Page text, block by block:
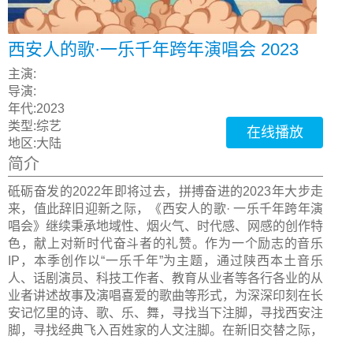
西安人的歌·一乐千年跨年演唱会 2023
主演:
导演:
年代:2023
类型:综艺
地区:大陆
在线播放
简介
砥砺奋发的2022年即将过去，拼搏奋进的2023年大步走
来，值此辞旧迎新之际，《西安人的歌· 一乐千年跨年演
唱会》继续秉承地域性、烟火气、时代感、网感的创作特
色，献上对新时代奋斗者的礼赞。作为一个励志的音乐
IP，本季创作以“一乐千年”为主题，通过陕西本土音乐
人、话剧演员、科技工作者、教育从业者等各行各业的从
业者讲述故事及演唱喜爱的歌曲等形式，为深深印刻在长
安记忆里的诗、歌、乐、舞，寻找当下注脚，寻找西安注
脚，寻找经典飞入百姓家的人文注脚。在新旧交替之际，